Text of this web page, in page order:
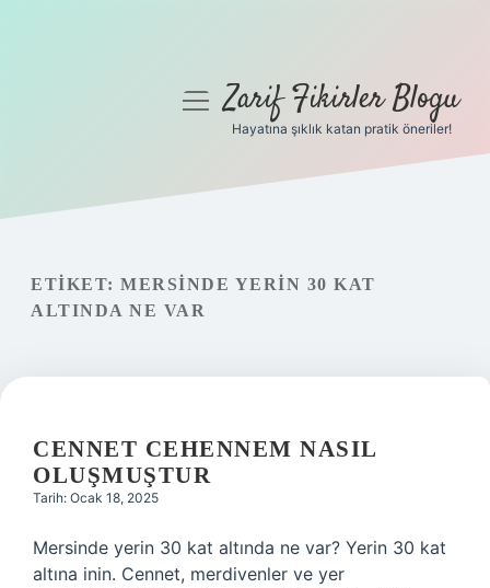
Gizlilik Politikası
Hakkımızda
menüyüZarif Fikirler Blogu
Hayatına şıklık katan pratik öneriler!
ETIKET: MERSINDE YERIN 30 KAT
ALTINDA NE VAR
CENNET CEHENNEM NASIL
OLUŞMUŞTUR
Tarih: Ocak 18, 2025
Mersinde yerin 30 kat altında ne var? Yerin 30 kat
altına inin. Cennet, merdivenler ve yer